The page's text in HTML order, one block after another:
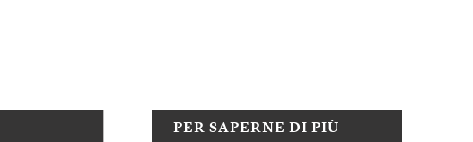
PER SAPERNE DI PIÙ